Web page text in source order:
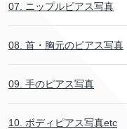
07. ニップルピアス写真
08. 首・胸元のピアス写真
09. 手のピアス写真
10. ボディピアス写真etc